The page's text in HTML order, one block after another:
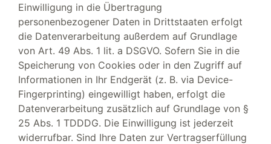
Einwilligung in die Übertragung
personenbezogener Daten in Drittstaaten erfolgt
die Datenverarbeitung außerdem auf Grundlage
von Art. 49 Abs. 1 lit. a DSGVO. Sofern Sie in die
Speicherung von Cookies oder in den Zugriff auf
Informationen in Ihr Endgerät (z. B. via Device-
Fingerprinting) eingewilligt haben, erfolgt die
Datenverarbeitung zusätzlich auf Grundlage von §
25 Abs. 1 TDDDG. Die Einwilligung ist jederzeit
widerrufbar. Sind Ihre Daten zur Vertragserfüllung